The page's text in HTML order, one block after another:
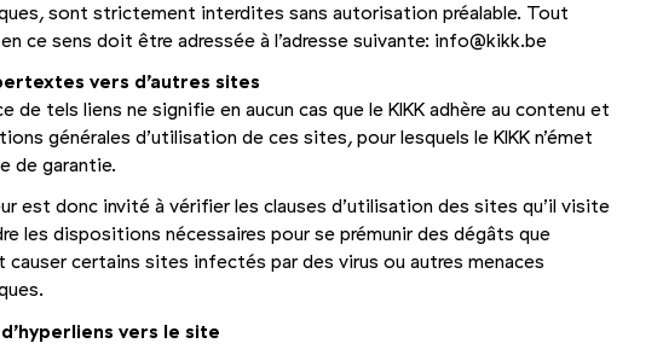
sont strictement interdites sans autorisation préalable. Tout
ce sens doit être adressée à l’adresse suivante: info@​kikk.​be
vers d’autres sites
de tels liens ne signifie en aucun cas que le KIKK adhère au contenu et
générales d’utilisation de ces sites, pour lesquels le KIKK n’émet
de garantie.
est donc invité à vérifier les clauses d’utilisation des sites qu’il visite
les dispositions nécessaires pour se prémunir des dégâts que
causer certains sites infectés par des virus ou autres menaces
vers le site